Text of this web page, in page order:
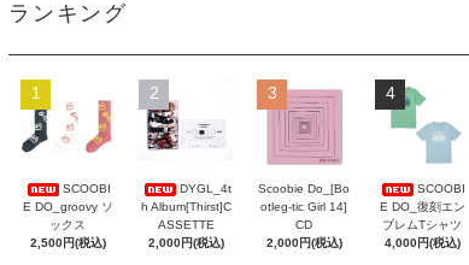
ランキング
1
SCOOBI
E DO_groovy ソ
ックス
2,500円(税込)
2
DYGL_4t
h Album[Thirst]C
ASSETTE
2,000円(税込)
3
Scoobie Do_[Bo
otleg-tic Girl 14]
CD
2,000円(税込)
4
SCOOBI
E DO_復刻エン
ブレムTシャツ
4,000円(税込)